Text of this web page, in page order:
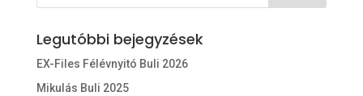
Legutóbbi bejegyzések
EX-Files Félévnyitó Buli 2026
Mikulás Buli 2025